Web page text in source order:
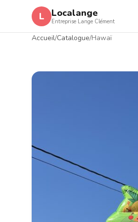
Aller au contenu
L Localange
Entreprise Lange Clément
Accueil/Catalogue/Hawaï